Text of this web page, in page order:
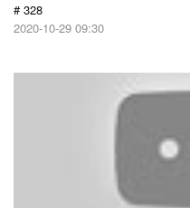
# 328
2020-10-29 09:30